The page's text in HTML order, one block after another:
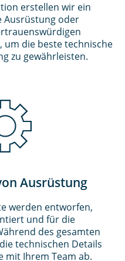
erstellen wir ein
Ausrüstung oder
die beste technische
zu gewährleisten.
Ausrüstung
werden entworfen,
und für die
des gesamten
technischen Details
mit Ihrem Team ab.